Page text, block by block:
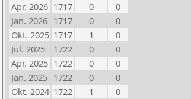
Apr. 2026 1717 0
0
Jan. 2026 1717 0
0
Okt. 2025 1717 1
0
Jul. 2025
1722 0
0
Apr. 2025 1722 0
0
Jan. 2025 1722 0
0
Okt. 2024 1722 1
0